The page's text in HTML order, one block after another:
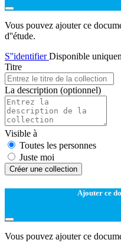
Vous pouvez ajouter ce
d''étude.
S''identifierDisponible
Titre
La description (optionnel)
Visible à
Toutes les personnes
Juste moi
Créer une collection
Ajouter ce
Vous pouvez ajouter ce